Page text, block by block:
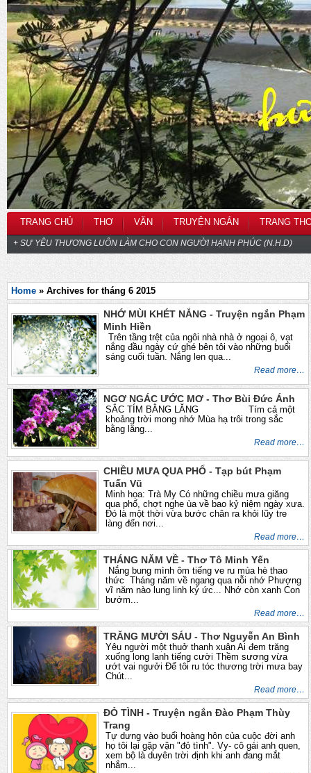
TRANG CHỦ THƠ VĂN TRUYỆN NGẮN TRANG
+ SỰ YÊU THƯƠNG LUÔN LÀM CHO CON NGƯỜI HẠNH PHÚC (N.H.D)
Home » Archives for tháng 6 2015
NHỚ MÙI KHÉT NẮNG - Truyện ngắn Phạm
Minh Hiền
Trên tầng trệt của ngôi nhà nhà ở ngoại ô, vạt
nắng đầu ngày cứ ghé bên tôi vào những buổi
sáng cuối tuần. Nắng len qua...
Read more…
NGƠ NGÁC ƯỚC MƠ - Thơ Bùi Đức Ánh
SẮC TÍM BẰNG LĂNG Tím cả một
khoảng trời mong nhớ Mùa hạ trôi trong sắc
bằng lăng...
Read more…
CHIỀU MƯA QUA PHỐ - Tạp bút Phạm
Tuấn Vũ
Minh họa: Trà My Có những chiều mưa giăng
qua phố, chợt nghe ùa về bao kỷ niệm ngày xưa.
Đó là một thời vừa bước chân ra khỏi lũy tre
làng đến nơi...
Read more…
THÁNG NĂM VỀ - Thơ Tô Minh Yến
Nắng bung mình ôm tiếng ve ru mùa hè thao
thức Tháng năm về ngang qua nỗi nhớ Phượng
vĩ năm nào lung linh ký ức... Nhớ còn xanh Con
bướm...
Read more…
TRĂNG MƯỜI SÁU - Thơ Nguyễn An Bình
Yêu người một thuở thanh xuân Ai đem trăng
xuống long lanh tiếng cười Thềm sương vừa
ướt vai ngưởi Để tôi ru tóc thương trời mưa bay
Chút...
Read more…
ĐỎ TÌNH - Truyện ngắn Đào Phạm Thùy
Trang
Tự dưng vào buổi hoàng hôn của cuộc đời anh
họ tôi lại gặp vận "đỏ tình". Vy- cô gái anh quen,
xem bộ là duyên trời định khi anh đang mắt
nhắm...